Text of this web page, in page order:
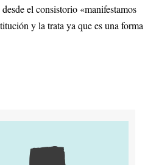
el consistorio «manifestamos
y la trata ya que es una forma